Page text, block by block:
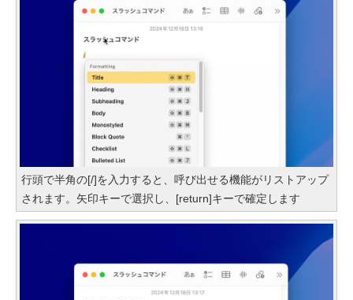
行頭で半角の[/]を入力すると、呼び出せる機能がリストアップ
されます。矢印キーで選択し、[return]キーで確定します